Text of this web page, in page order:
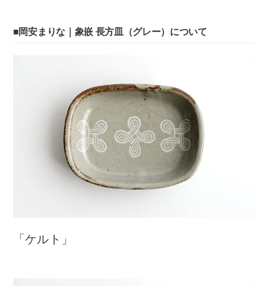
■岡安まりな｜象嵌 長方皿（グレー）について
「ケルト」